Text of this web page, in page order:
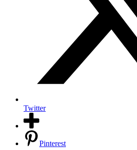
Twitter
Pinterest